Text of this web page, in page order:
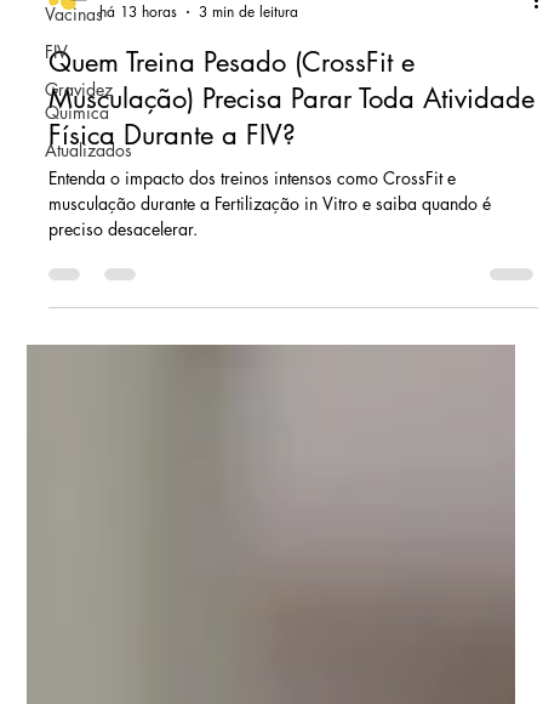
Vacinas
FIV
Gravidez
Química
AtualizadosSEMEAR fertilidade
há 13 horas
3 min de leitura
Quem Treina Pesado (CrossFit e
Musculação) Precisa Parar Toda Atividade
Física Durante a FIV?
Entenda o impacto dos treinos intensos como CrossFit e